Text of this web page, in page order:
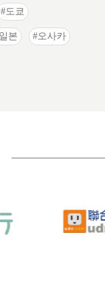
도쿄
일본 오사카